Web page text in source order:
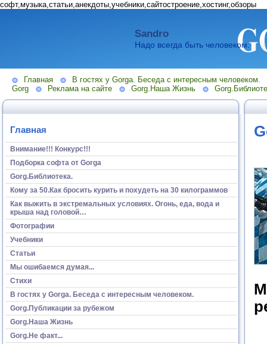
софт,музыка,статьи,анекдоты,учебники,сайтостроение,хостинг,обзоры
Sandro
Надо всегда быть человеком.
Главная
В гостях у Gorga. Беседа с интересным человеком.
Gorg
Реклама на сайте Gorg.Наша Жизнь
Главная
Внимание!!! Конкурс!!!
Подборка софта от Gorga
Gorg.Библиотека.
Кому за 50.Как бросить курить и похудеть на 30 килограммов
Как выжить в экстремальных условиях. Огонь, еда, вода и
крыша над головой…
Фотографии
Учебники
Статьи
Мы ошибаемся думая...
Стихи
В гостях у Gorga. Беседа с интересным человеком.
Gorg.Публикации за рубежом
Gorg.Наша Жизнь
Gorg.Не факт...